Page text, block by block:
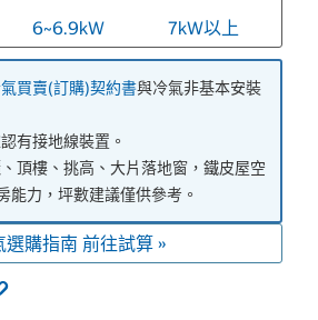
6~6.9kW 7kW以上
買賣(訂購)契約書與冷氣非基本安裝
有接地線裝置。
頂樓、挑高、大片落地窗，鐵皮屋空
能力，坪數建議僅供參考。
選購指南 前往試算 »